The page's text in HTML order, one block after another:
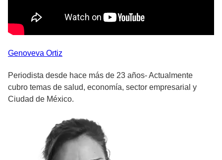
Genoveva Ortiz
Periodista desde hace más de 23 años- Actualmente
cubro temas de salud, economía, sector empresarial y
Ciudad de México.